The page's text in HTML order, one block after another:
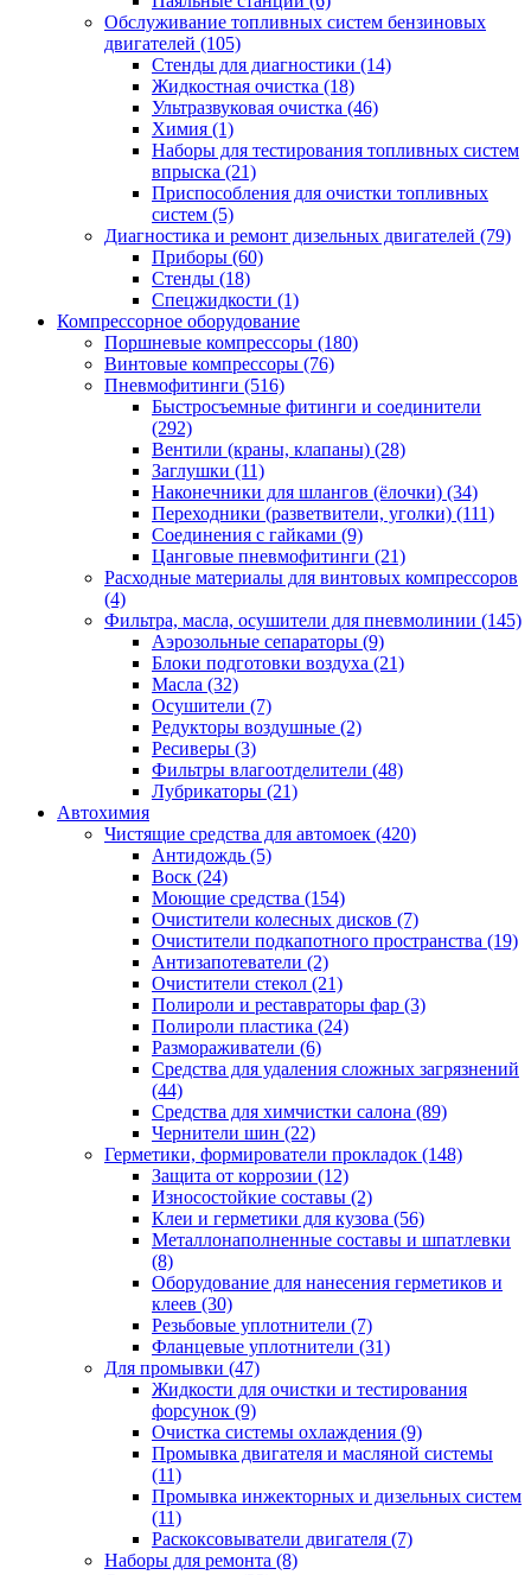
Обслуживание топливных систем бензиновых
двигателей (105)
Стенды для диагностики (14)
Жидкостная очистка (18)
Ультразвуковая очистка (46)
Химия (1)
Наборы для тестирования топливных систем
впрыска (21)
Приспособления для очистки топливных
систем (5)
Диагностика и ремонт дизельных двигателей (79)
Приборы (60)
Стенды (18)
Спецжидкости (1)
Компрессорное оборудование
Поршневые компрессоры (180)
Винтовые компрессоры (76)
Пневмофитинги (516)
Быстросъемные фитинги и соединители
(292)
Вентили (краны, клапаны) (28)
Заглушки (11)
Наконечники для шлангов (ёлочки) (34)
Переходники (разветвители, уголки) (111)
Соединения с гайками (9)
Цанговые пневмофитинги (21)
Расходные материалы для винтовых компрессоров
(4)
Фильтра, масла, осушители для пневмолинии (145)
Аэрозольные сепараторы (9)
Блоки подготовки воздуха (21)
Масла (32)
Осушители (7)
Редукторы воздушные (2)
Ресиверы (3)
Фильтры влагоотделители (48)
Лубрикаторы (21)
Автохимия
Чистящие средства для автомоек (420)
Антидождь (5)
Воск (24)
Моющие средства (154)
Очистители колесных дисков (7)
Очистители подкапотного пространства (19)
Антизапотеватели (2)
Очистители стекол (21)
Полироли и реставраторы фар (3)
Полироли пластика (24)
Размораживатели (6)
Средства для удаления сложных загрязнений
(44)
Средства для химчистки салона (89)
Чернители шин (22)
Герметики, формирователи прокладок (148)
Защита от коррозии (12)
Износостойкие составы (2)
Клеи и герметики для кузова (56)
Металлонаполненные составы и шпатлевки
(8)
Оборудование для нанесения герметиков и
клеев (30)
Резьбовые уплотнители (7)
Фланцевые уплотнители (31)
Для промывки (47)
Жидкости для очистки и тестирования
форсунок (9)
Очистка системы охлаждения (9)
Промывка двигателя и масляной системы
(11)
Промывка инжекторных и дизельных систем
(11)
Раскоксовыватели двигателя (7)
Наборы для ремонта (8)